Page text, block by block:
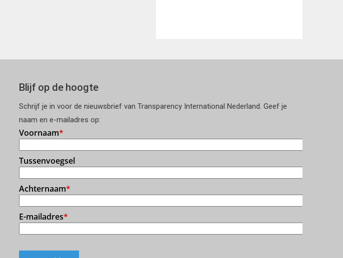
Blijf op de hoogte
Schrijf je in voor de nieuwsbrief van Transparency International Nederland. Geef je
naam en e-mailadres op: